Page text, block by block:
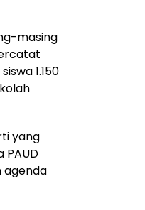
masing
1.150
yang
PAUD
agenda